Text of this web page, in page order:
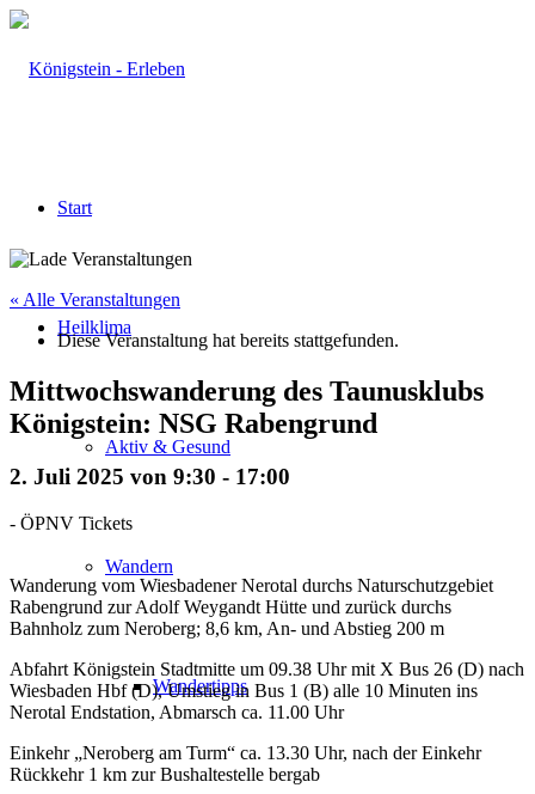
Start
Heilklima
Aktiv & Gesund
Wandern
Wandertipps
« Alle Veranstaltungen
Diese Veranstaltung hat bereits stattgefunden.
Mittwochswanderung des Taunusklubs
Königstein: NSG Rabengrund
2. Juli 2025 von 9:30 - 17:00
- ÖPNV Tickets
Wanderung vom Wiesbadener Nerotal durchs Naturschutzgebiet
Rabengrund zur Adolf Weygandt Hütte und zurück durchs
Bahnholz zum Neroberg; 8,6 km, An- und Abstieg 200 m
Abfahrt Königstein Stadtmitte um 09.38 Uhr mit X Bus 26 (D) nach
Wiesbaden Hbf (D), Umstieg in Bus 1 (B) alle 10 Minuten ins
Nerotal Endstation, Abmarsch ca. 11.00 Uhr
Einkehr „Neroberg am Turm“ ca. 13.30 Uhr, nach der Einkehr
Rückkehr 1 km zur Bushaltestelle bergab